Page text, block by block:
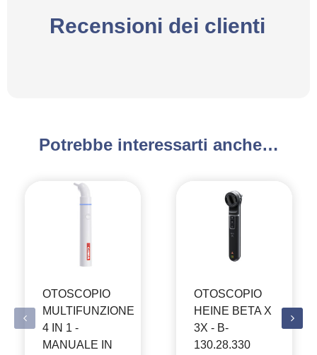
Recensioni dei clienti
Potrebbe interessarti anche…
OTOSCOPIO
MULTIFUNZIONE
4 IN 1 -
MANUALE IN
OTOSCOPIO
HEINE BETA X
3X - B-
130.28.330